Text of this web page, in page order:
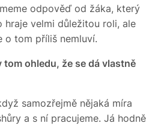
odpověď od žáka, který
hraje velmi důležitou roli, ale
o tom příliš nemluví.
tom ohledu, že se dá vlastně
samozřejmě nějaká míra
a s ní pracujeme. Já hodně